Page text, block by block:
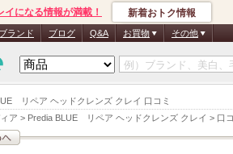
リペア ヘッドクレンズ クレイ 口コミ
ア > Predia BLUE リペア ヘッドクレンズ クレイ > 口
イになる情報が満載！ 新着おトク情報
ブランド ブログ Q&A お買物 その他